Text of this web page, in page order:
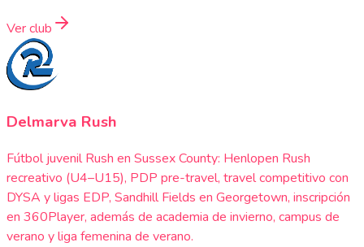
Ver club
Delmarva Rush
Fútbol juvenil Rush en Sussex County: Henlopen Rush
recreativo (U4–U15), PDP pre-travel, travel competitivo con
DYSA y ligas EDP, Sandhill Fields en Georgetown, inscripción
en 360Player, además de academia de invierno, campus de
verano y liga femenina de verano.